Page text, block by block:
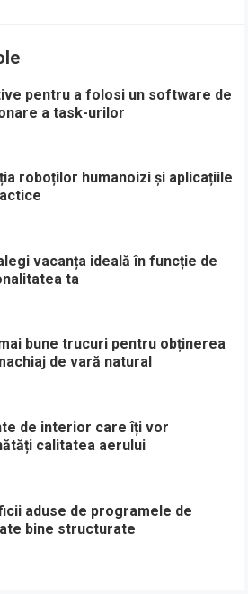
pentru a folosi un software de
a task-urilor
roboților humanoizi și aplicațiile
vacanța ideală în funcție de
ta
bune trucuri pentru obținerea
de vară natural
de interior care îți vor
calitatea aerului
aduse de programele de
bine structurate